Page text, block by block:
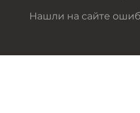
Нашли на сайте